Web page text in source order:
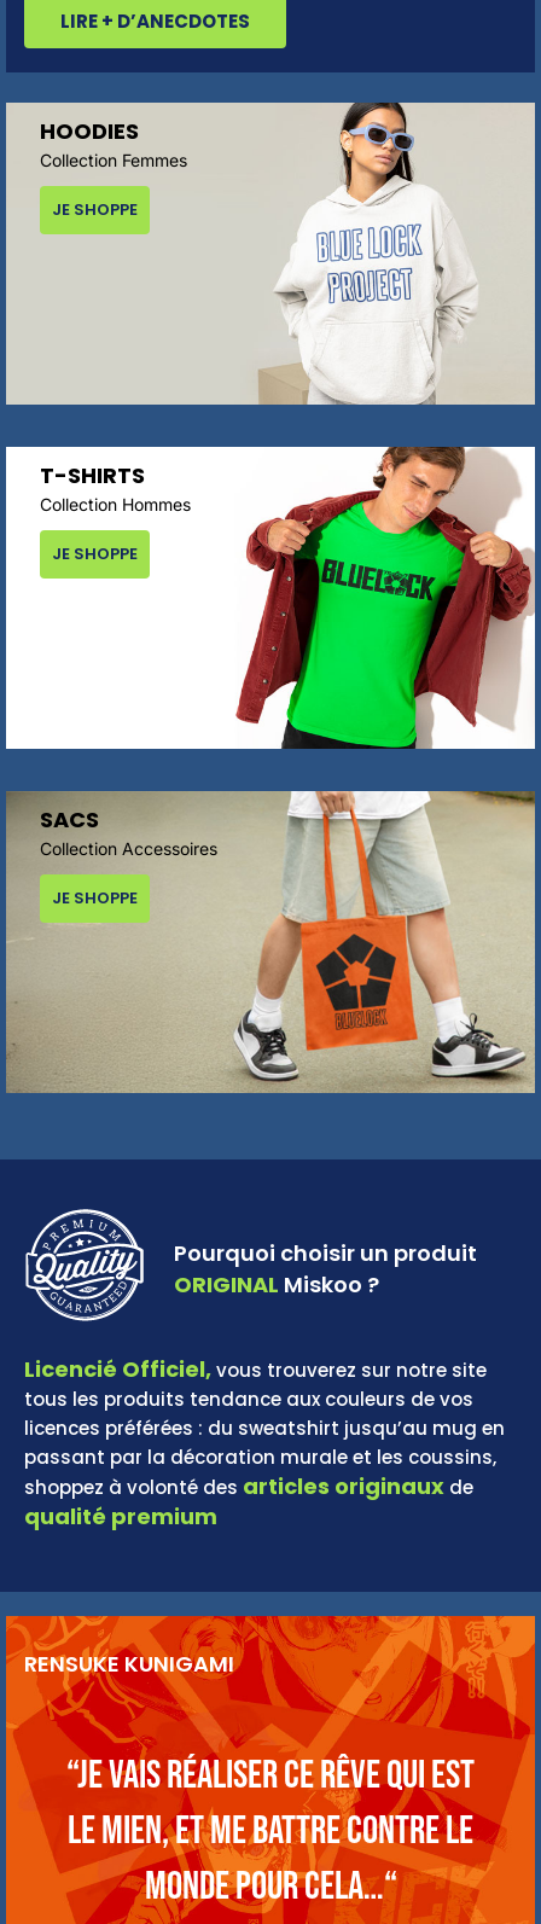
LIRE + D’ANECDOTES
HOODIES
Collection Femmes
JE SHOPPE
T-SHIRTS
Collection Hommes
JE SHOPPE
SACS
Collection Accessoires
JE SHOPPE
Pourquoi choisir un produit
ORIGINAL Miskoo ?
Licencié Officiel,vous trouverez sur notre site
tous les produits tendance aux couleurs de vos
licences préférées : du sweatshirt jusqu’au mug en
passant par la décoration murale et les coussins,
shoppez à volonté des articles originaux de
qualité premium
RENSUKE KUNIGAMI
“Je vais réaliser ce rêve qui est
le mien, et me battre contre le
monde pour cela…“